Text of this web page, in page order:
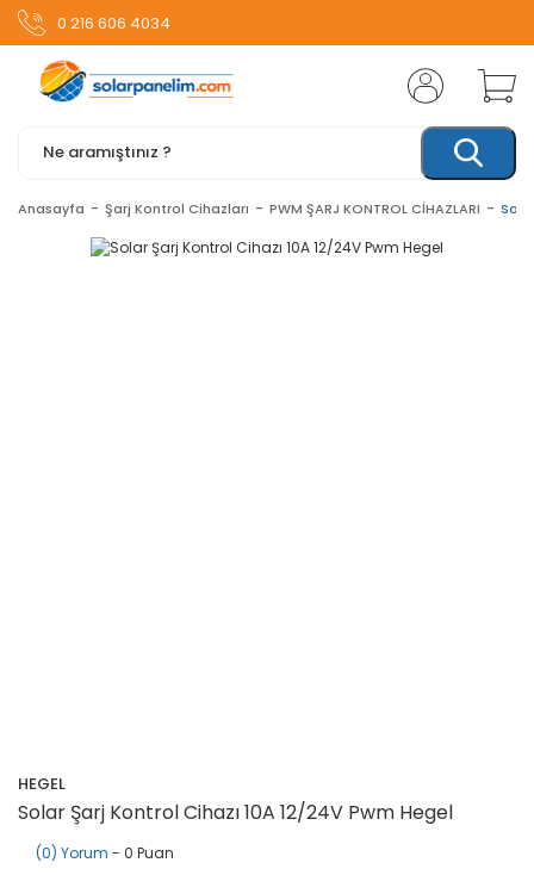
0 216 606 4034
Anasayfa Şarj Kontrol Cihazları PWM ŞARJ KONTROL CİHAZLARI
HEGEL
Solar Şarj Kontrol Cihazı 10A 12/24V Pwm Hegel
(0) Yorum - 0 Puan